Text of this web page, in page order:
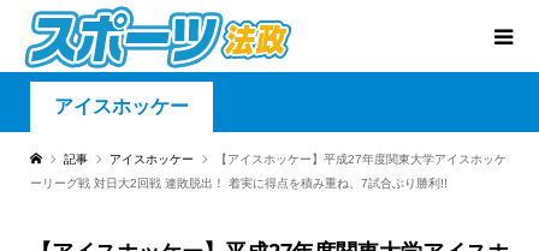
アイスホッケー
記事 アイスホッケー
【アイスホッケー】平成27年度関東大学アイスホッケ
ーリーグ戦 対日大2回戦 連敗脱出！ 着実に得点を積み重ね、7試合ぶり勝利!!